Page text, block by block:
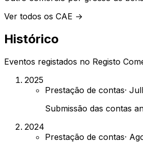
Ver todos os CAE →
Histórico
Eventos registados no Registo
2025
Prestação de contas·
Submissão das contas
2024
Prestação de contas·